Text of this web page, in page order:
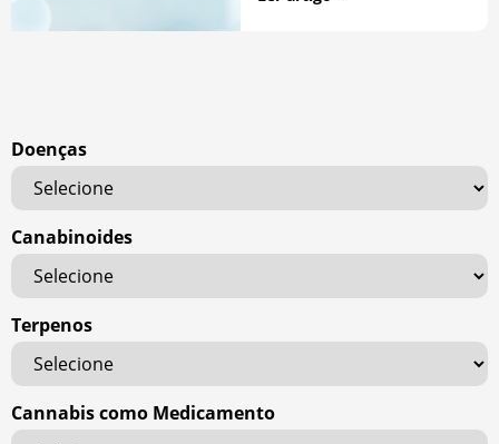
Doenças
Canabinoides
Terpenos
Cannabis como Medicamento